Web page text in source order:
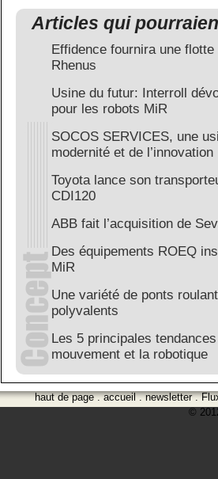
Articles qui
Effidence fournira une
Rhenus
Usine du futur: Interroll
pour les robots MiR
SOCOS SERVICES, une
modernité et de l’innovation
Toyota lance son
CDI120
ABB fait l’acquisition de
Des équipements ROEQ
MiR
Une variété de ponts
polyvalents
Les 5 principales
mouvement et la robotique
haut de page.accueil.newsletter.
©